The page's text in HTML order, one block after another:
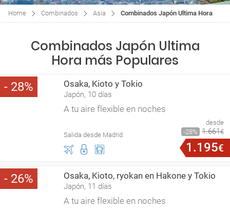
Home Combinados Asia Combinados Japón Ultima Hora
Combinados Japón Ultima
Hora más Populares
28 Osaka, Kioto y Tokio
Japón, 10 días
A tu aire flexible en noches
Salida desde Madrid
desde
28
1.661€
1 .195€
26 Osaka, Kioto, ryokan en Hakone y Tokio
Japón, 11 días
A tu aire flexible en noches